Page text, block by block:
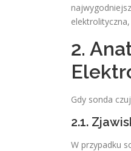
2.
Gdy sonda
2.1.
W przypadku